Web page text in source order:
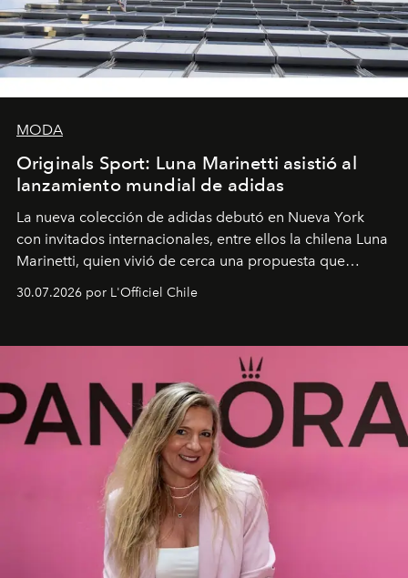
MODA
Originals Sport: Luna Marinetti asistió al
lanzamiento mundial de adidas
La nueva colección de adidas debutó en Nueva York
con invitados internacionales, entre ellos la chilena Luna
Marinetti, quien vivió de cerca una propuesta que
fusiona moda y rendimiento.
30.07.2026 por L'Officiel Chile